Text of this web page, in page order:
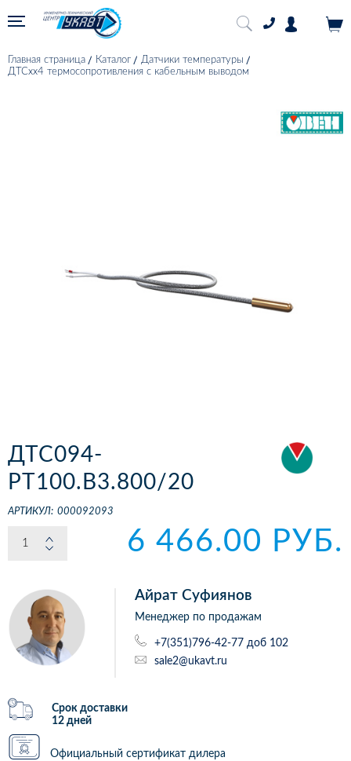
Главная страница Каталог
Датчики температуры
ДТСхх4 термосопротивления с кабельным выводом
ДТС094-
РТ100.В3.800/20
АРТИКУЛ: 000092093
6 466.00 РУБ.
Айрат Суфиянов
Менеджер по продажам
+7(351)796-42-77 доб 102
sale2@ukavt.ru
Срок доставки
12 дней
Официальный сертификат дилера